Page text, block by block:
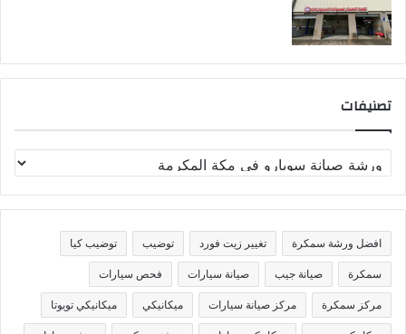
تصنيفات
ص
ن
ف
ا
افضل ورشة سمكرة تغيير زيت فورد توضيب توضيب كيا
سمكرة صيانة جيب صيانة سيارات فحص سيارات
مركز سمكرة مركز صيانة سيارات ميكانيكي ميكانيكي تويوتا